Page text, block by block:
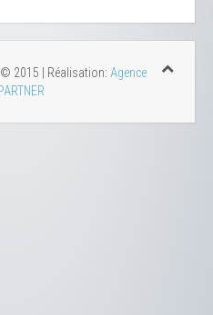
2015 | Réalisation: Agence